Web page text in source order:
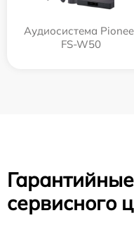
Аудиосистема
FS-W50
сервисного